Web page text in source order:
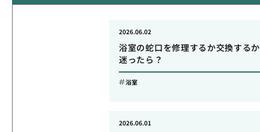
浴室の蛇口を修理するか交換するか
迷ったら？
2026.06.02
浴室
2026.06.01